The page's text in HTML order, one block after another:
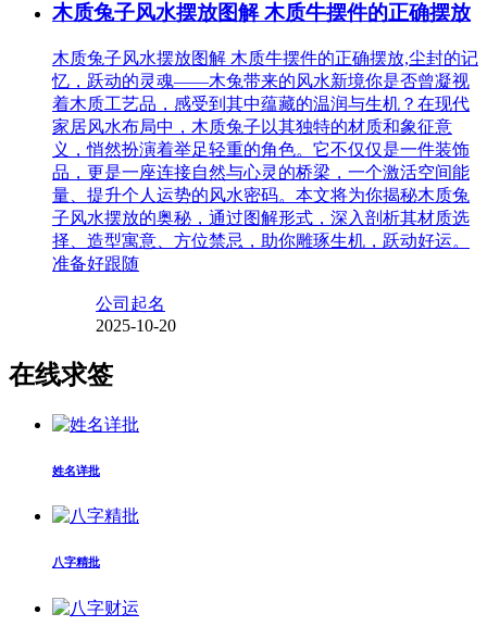
木质兔子风水摆放图解 木质牛摆件的正确摆放
木质兔子风水摆放图解 木质牛摆件的正确摆放,尘封的记
忆，跃动的灵魂——木兔带来的风水新境你是否曾凝视
着木质工艺品，感受到其中蕴藏的温润与生机？在现代
家居风水布局中，木质兔子以其独特的材质和象征意
义，悄然扮演着举足轻重的角色。它不仅仅是一件装饰
品，更是一座连接自然与心灵的桥梁，一个激活空间能
量、提升个人运势的风水密码。本文将为你揭秘木质兔
子风水摆放的奥秘，通过图解形式，深入剖析其材质选
择、造型寓意、方位禁忌，助你雕琢生机，跃动好运。
准备好跟随
公司起名
2025-10-20
在线求签
姓名详批
八字精批